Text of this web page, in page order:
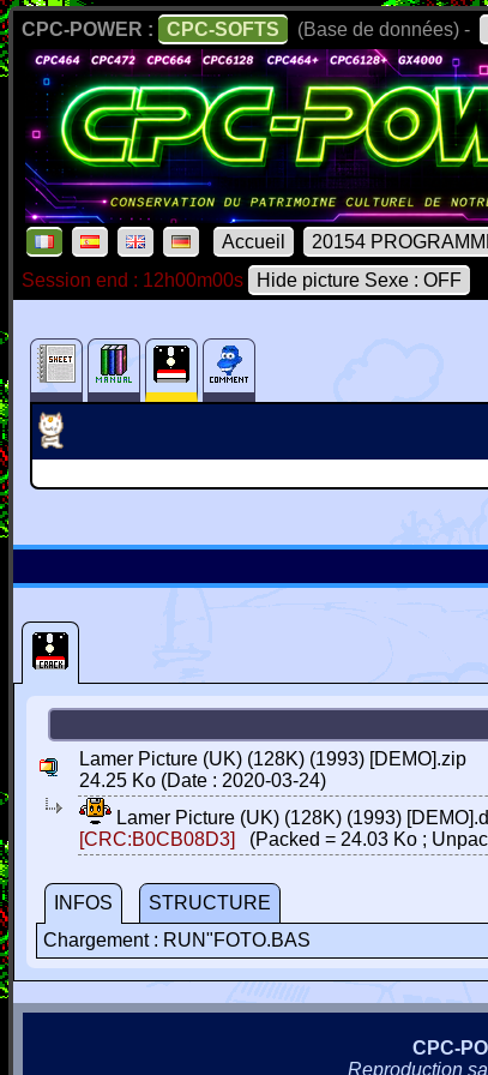
CPC-POWER : CPC-SOFTS (Base de données) -
Accueil 20154
Session end : 12h00m00s
Hide picture Sexe : OFF
Lamer Picture (UK) (128K) (1993) [DEMO].zip
24.25 Ko (Date : 2020-03-24)
Lamer Picture (UK) (128K) (1993)
[CRC:B0CB08D3]
(Packed = 24.03 Ko ;
INFOS
STRUCTURE
Chargement : RUN"FOTO.BAS
CPC-
Reproduction